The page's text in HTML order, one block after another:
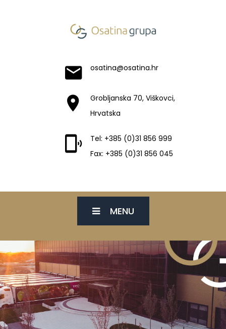
osatina@osatina.hr
Grobljanska 70, Viškovci,
Hrvatska
Tel: +385 (0)31 856 999
Fax: +385 (0)31 856 045
MENU